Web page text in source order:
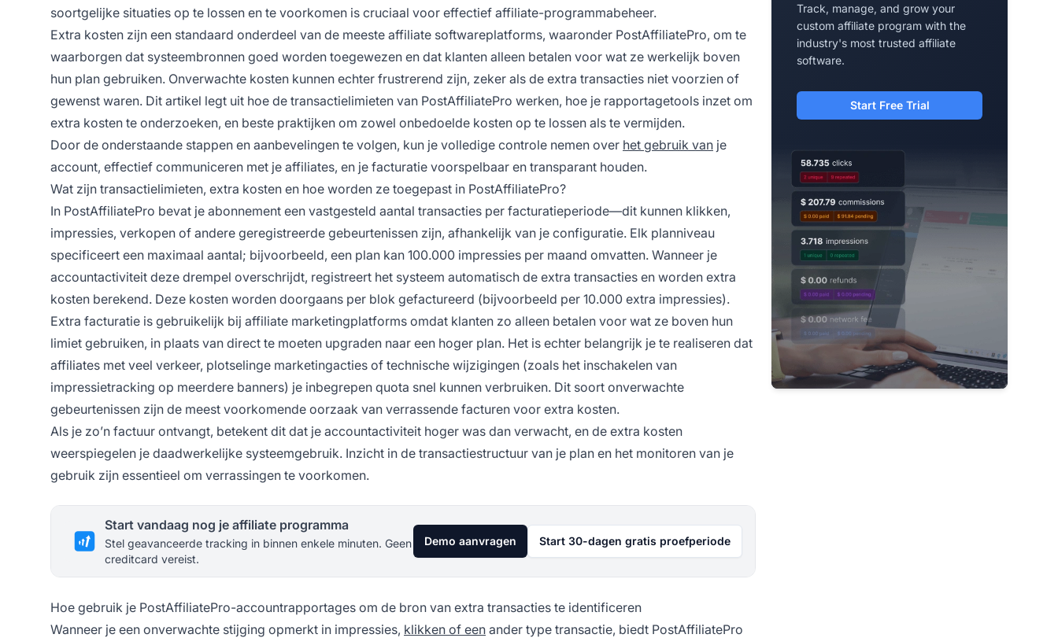
soortgelijke situaties op te lossen en te voorkomen is cruciaal voor effectief affiliate-programmabeheer.
Extra kosten zijn een standaard onderdeel van de meeste affiliate softwareplatforms, waaronder PostAffiliatePro, om te
waarborgen dat systeembronnen goed worden toegewezen en dat klanten alleen betalen voor wat ze werkelijk boven
hun plan gebruiken. Onverwachte kosten kunnen echter frustrerend zijn, zeker als de extra transacties niet voorzien of
gewenst waren. Dit artikel legt uit hoe de transactielimieten van PostAffiliatePro werken, hoe je rapportagetools inzet om
extra kosten te onderzoeken, en beste praktijken om zowel onbedoelde kosten op te lossen als te vermijden.
Door de onderstaande stappen en aanbevelingen te volgen, kun je volledige controle nemen over het gebruik van je
account, effectief communiceren met je affiliates, en je facturatie voorspelbaar en transparant houden.
Wat zijn transactielimieten, extra kosten en hoe worden ze toegepast in PostAffiliatePro?
In PostAffiliatePro bevat je abonnement een vastgesteld aantal transacties per facturatieperiode—dit kunnen klikken,
impressies, verkopen of andere geregistreerde gebeurtenissen zijn, afhankelijk van je configuratie. Elk planniveau
specificeert een maximaal aantal; bijvoorbeeld, een plan kan 100.000 impressies per maand omvatten. Wanneer je
accountactiviteit deze drempel overschrijdt, registreert het systeem automatisch de extra transacties en worden extra
kosten berekend. Deze kosten worden doorgaans per blok gefactureerd (bijvoorbeeld per 10.000 extra impressies).
Extra facturatie is gebruikelijk bij affiliate marketingplatforms omdat klanten zo alleen betalen voor wat ze boven hun
limiet gebruiken, in plaats van direct te moeten upgraden naar een hoger plan. Het is echter belangrijk je te realiseren dat
affiliates met veel verkeer, plotselinge marketingacties of technische wijzigingen (zoals het inschakelen van
impressietracking op meerdere banners) je inbegrepen quota snel kunnen verbruiken. Dit soort onverwachte
gebeurtenissen zijn de meest voorkomende oorzaak van verrassende facturen voor extra kosten.
Als je zo’n factuur ontvangt, betekent dit dat je accountactiviteit hoger was dan verwacht, en de extra kosten
weerspiegelen je daadwerkelijke systeemgebruik. Inzicht in de transactiestructuur van je plan en het monitoren van je
gebruik zijn essentieel om verrassingen te voorkomen.
Start vandaag nog je affiliate programma
Stel geavanceerde tracking in binnen enkele minuten. Geen
creditcard vereist.
Demo aanvragen Start 30-dagen gratis proefperiode
Hoe gebruik je PostAffiliatePro-accountrapportages om de bron van extra transacties te identificeren
Wanneer je een onverwachte stijging opmerkt in impressies, klikken of een ander type transactie, biedt PostAffiliatePro
Track, manage, and grow your
custom affiliate program with the
industry's most trusted affiliate
software.
Start Free Trial